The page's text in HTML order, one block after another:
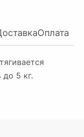
Оплата
5 кг.